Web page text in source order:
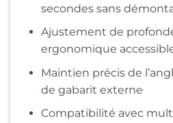
secondes sans
Ajustement de
ergonomique
Maintien précis de
de gabarit externe
Compatibilité avec